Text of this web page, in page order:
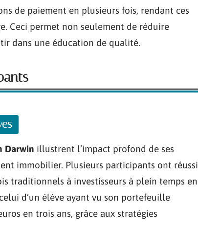
de paiement en plusieurs fois, rendant ces
Ceci permet non seulement de réduire
dans une éducation de qualité.
Darwin illustrent l’impact profond de ses
immobilier. Plusieurs participants ont réussi
traditionnels à investisseurs à plein temps en
d’un élève ayant vu son portefeuille
en trois ans, grâce aux stratégies